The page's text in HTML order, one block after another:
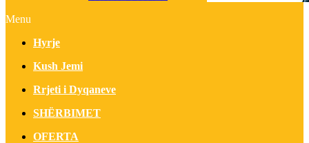
Menu
Hyrje
Kush Jemi
Rrjeti i Dyqaneve
SHËRBIMET
OFERTA